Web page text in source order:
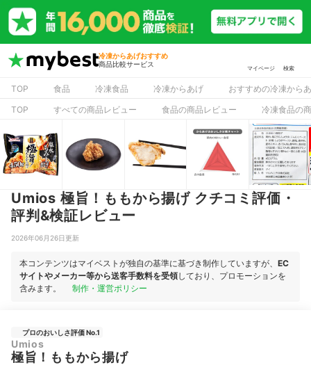
冷凍からあげおすすめ
商品比較サービス
マイページ 検索
TOP 食品 冷凍食品 冷凍からあげ
おすすめの冷凍から
TOP
すべての商品レビュー 食品の商品レビュー 冷凍食品の
Umios 極旨！ももから揚げ クチコミ評価・
評判&検証レビュー
2026年06月26日更新
本コンテンツはマイベストが独自の基準に基づき制作していますが、 EC
サイトやメーカー等から送客手数料を受領しており、プロモーションを
含みます。
制作・運営ポリシー
プロのおいしさ評価 No.1
Umios
極旨！ももから揚げ